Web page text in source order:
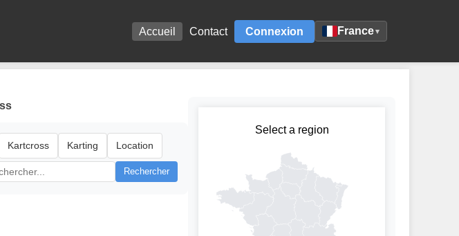
Accueil Contact Connexion France▾
Kartcross Karting Location
Rechercher
Select a region